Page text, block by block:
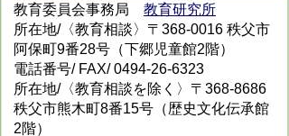
教育委員会事務局 教育研究所
所在地/〈教育相談〉〒368-0016 秩父市
阿保町9番28号（下郷児童館2階）
電話番号/FAX/ 0494-26-6323
所在地/〈教育相談を除く〉〒368-8686
秩父市熊木町8番15号（歴史文化伝承館
2階）